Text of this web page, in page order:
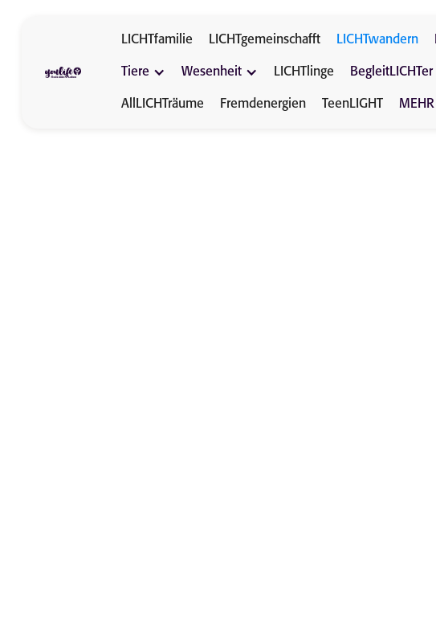
LICHTfamilie LICHTgemeinschafft LICHTwandern
Tiere Wesenheit LICHTlinge BegleitLICHTer
AllLICHTräume Fremdenergien TeenLIGHT MEHR